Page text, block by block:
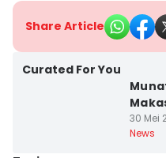
Share Article
Curated For You
30 Mei
News